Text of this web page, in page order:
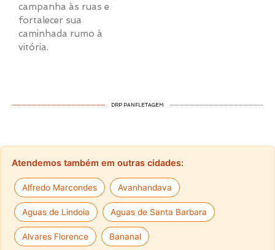
campanha às ruas e
fortalecer sua
caminhada rumo à
vitória.
DRP PANFLETAGEM
Atendemos também em outras cidades:
Alfredo Marcondes Avanhandava
Aguas de Lindoia Aguas de Santa Barbara
Alvares Florence Bananal